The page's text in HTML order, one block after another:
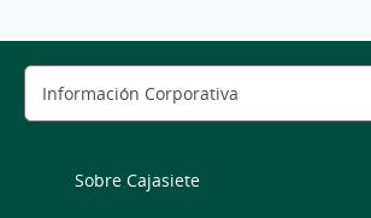
Sobre Cajasiete